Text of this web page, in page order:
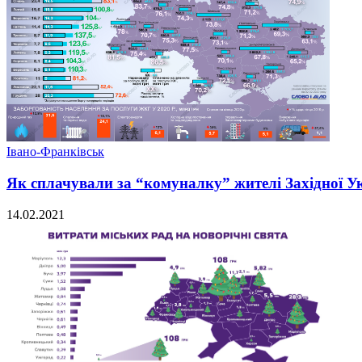
Івано-Франківськ
Як сплачували за “комуналку” жителі Західної
14.02.2021